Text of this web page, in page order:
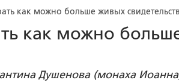
как можно больше живых
как можно
Душенова (монаха